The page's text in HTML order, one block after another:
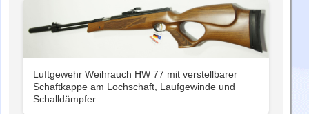
Luftgewehr Weihrauch HW 77 mit verstellbarer
Schaftkappe am Lochschaft, Laufgewinde und
Schalldämpfer